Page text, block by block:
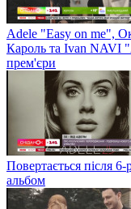
Adele "Easy on me",
Кароль та Ivan NAVI
прем'єри
Повертається після
альбом